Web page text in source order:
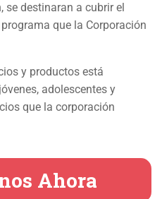
se destinaran a cubrir el
que la Corporación
y productos está
adolescentes y
que la corporación
Ahora